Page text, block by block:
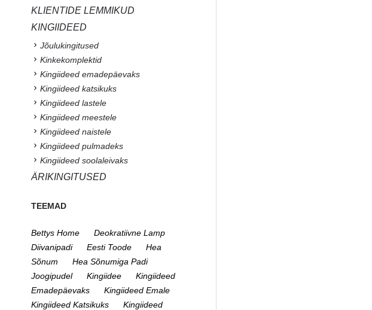
KLIENTIDE LEMMIKUD
KINGIIDEED
Jõulukingitused
Kinkekomplektid
Kingiideed emadepäevaks
Kingiideed katsikuks
Kingiideed lastele
Kingiideed meestele
Kingiideed naistele
Kingiideed pulmadeks
Kingiideed soolaleivaks
ÄRIKINGITUSED
TEEMAD
Bettys Home
Deokratiivne Lamp
Diivanipadi
Eesti Toode
Hea
Sõnum
Hea Sõnumiga Padi
Joogipudel
Kingiidee
Kingiideed
Emadepäevaks
Kingiideed Emale
Kingiideed Katsikuks
Kingiideed